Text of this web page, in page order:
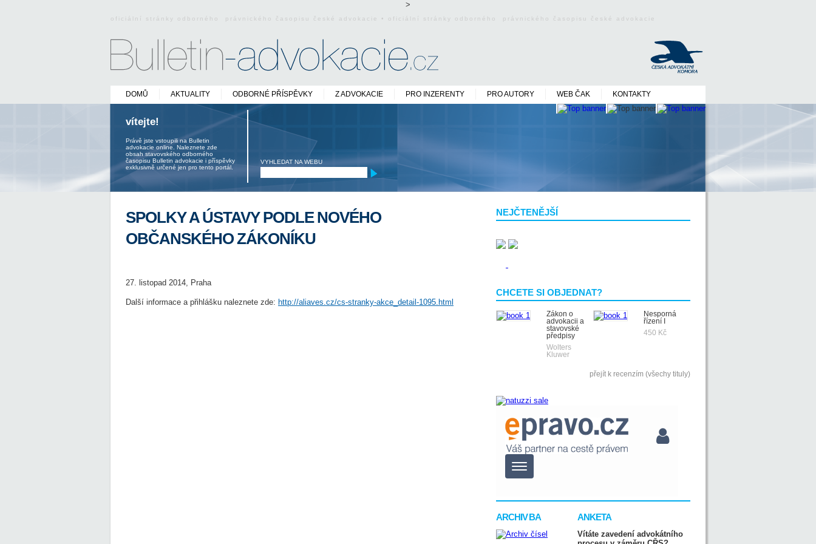
>
oficiální stránky odborného právnického časopisu české advokacie • oficiální stránky odborného právnického časopisu české advokacie
DOMŮ AKTUALITY ODBORNÉ PŘÍSPĚVKY Z ADVOKACIE PRO INZERENTY PRO AUTORY WEB ČAK KONTAKTY
vítejte!
Právě jste vstoupili na Bulletin
advokacie online. Naleznete zde
obsah stavovského odborného
časopisu Bulletin advokacie i příspěvky
exklusivně určené jen pro tento portál.
VYHLEDAT NA WEBU
NEJČTENĚJŠÍ
CHCETE SI OBJEDNAT?
Zákon o
advokacii a
stavovské
předpisy
Wolters
Kluwer
Nesporná
řízení I
450 Kč
přejít k recenzím (všechy tituly)
ARCHIV BA ANKETA
Vítáte zavedení advokátního
SPOLKY A ÚSTAVY PODLE NOVÉHO
OBČANSKÉHO ZÁKONÍKU
27. listopad 2014, Praha
Další informace a přihlášku naleznete zde: http://aliaves.cz/cs-stranky-akce_detail-1095.html